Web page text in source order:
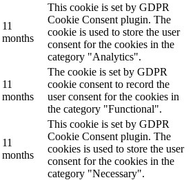
11
months
This cookie is set by GDPR
Cookie Consent plugin. The
cookie is used to store the user
consent for the cookies in the
category "Analytics".
11
months
The cookie is set by GDPR
cookie consent to record the
user consent for the cookies in
the category "Functional".
11
months
This cookie is set by GDPR
Cookie Consent plugin. The
cookies is used to store the user
consent for the cookies in the
category "Necessary".